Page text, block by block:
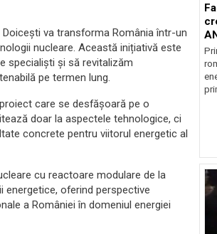
va transforma România într-un
nucleare. Această inițiativă este
specialiști și să revitalizăm
pe termen lung.
care se desfășoară pe o
doar la aspectele tehnologice, ci
concrete pentru viitorul energetic al
cu reactoare modulare de la
oferind perspective
a României în domeniul energiei